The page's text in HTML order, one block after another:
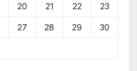
20 21 22 23
27 28 29 30